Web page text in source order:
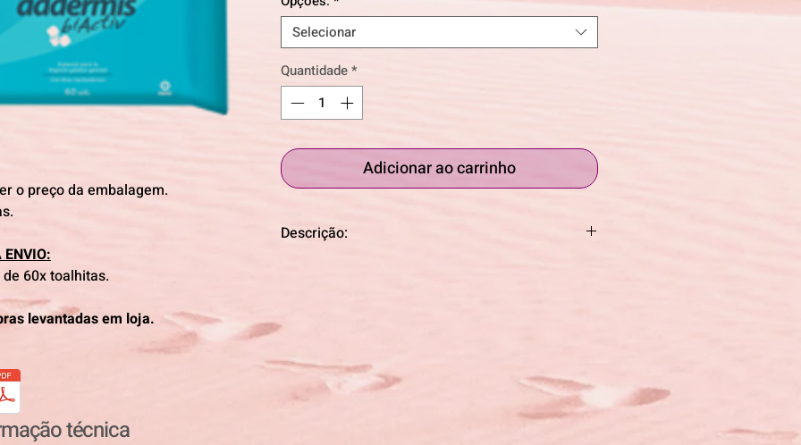
o preço da embalagem.
ENVIO:
60x toalhitas.
levantadas em loja.
Selecionar
Quantidade*
Adicionar ao carrinho
Descrição:
peles sensíveis, envelhecidas e expostas a
idosos, acamados, incontinentes e todos aqueles
com risgo de apresentar ulcerações e lesões por
incontinência, oferece uma linha de higiene
composta por toalhas e luvas, com princípios ativos
técnica